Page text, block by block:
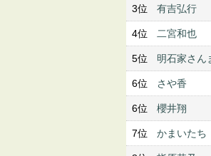
3位 有吉弘行
4位 二宮和也
5位 明石家さん
6位 さや香
6位 櫻井翔
7位 かまいたち